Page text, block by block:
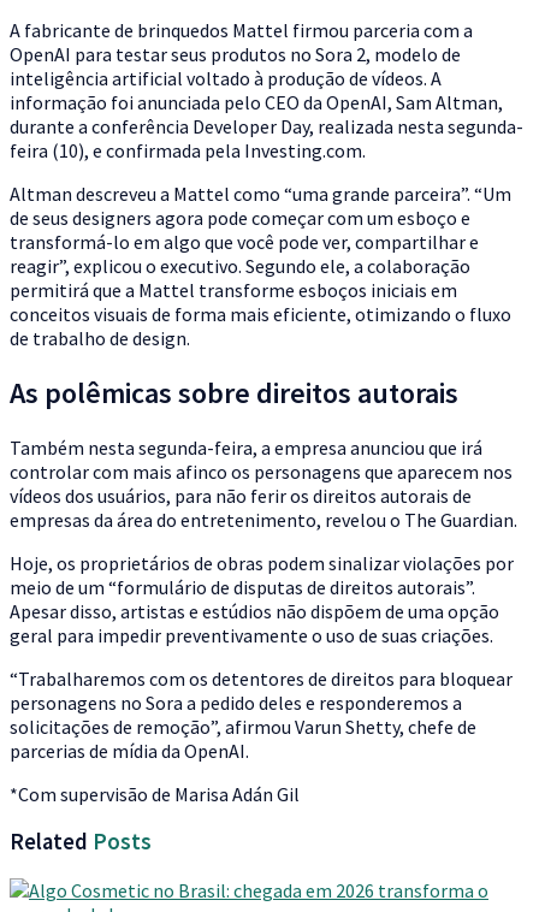
A fabricante de brinquedos Mattel firmou parceria com a
OpenAI para testar seus produtos no Sora 2, modelo de
inteligência artificial voltado à produção de vídeos. A
informação foi anunciada pelo CEO da OpenAI, Sam Altman,
durante a conferência Developer Day, realizada nesta segunda-
feira (10), e confirmada pela Investing.com.
Altman descreveu a Mattel como “uma grande parceira”. “Um
de seus designers agora pode começar com um esboço e
transformá-lo em algo que você pode ver, compartilhar e
reagir”, explicou o executivo. Segundo ele, a colaboração
permitirá que a Mattel transforme esboços iniciais em
conceitos visuais de forma mais eficiente, otimizando o fluxo
de trabalho de design.
As polêmicas sobre direitos autorais
Também nesta segunda-feira, a empresa anunciou que irá
controlar com mais afinco os personagens que aparecem nos
vídeos dos usuários, para não ferir os direitos autorais de
empresas da área do entretenimento, revelou o The Guardian.
Hoje, os proprietários de obras podem sinalizar violações por
meio de um “formulário de disputas de direitos autorais”.
Apesar disso, artistas e estúdios não dispõem de uma opção
geral para impedir preventivamente o uso de suas criações.
“Trabalharemos com os detentores de direitos para bloquear
personagens no Sora a pedido deles e responderemos a
solicitações de remoção”, afirmou Varun Shetty, chefe de
parcerias de mídia da OpenAI.
*Com supervisão de Marisa Adán Gil
Related Posts